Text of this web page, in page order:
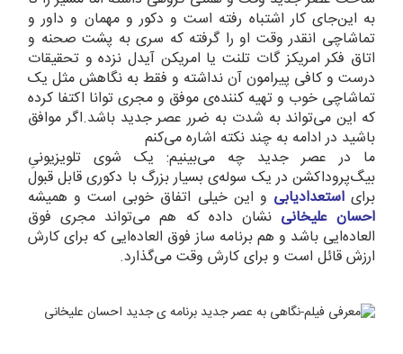
به این‌جای کار اشتباه رفته است و دکور و مهمان و داور و
تماشاچی انقدر وقت او را گرفته که سری به پشت صحنه و
اتاق فکر امریکز گات تلنت یا امریکن آیدل نزده و تحقیقات
درست و کافی پیرامون آن نداشته و فقط به نگاهش مثل یک
تماشاچی خوب و تهیه کننده‌ی موفق و مجری توانا اکتفا کرده
که این می‌تواند به شدت به ضرر عصر جدید باشد.اگر موافق
باشید در ادامه به چند نکته اشاره می‌کنم
ما در عصر جدید چه می‌بینیم: یک شوی تلویزیونیِ
بیگ‌پروداکشن در یک سوله‌ی بسیار بزرگ با دکوری قابل قبول
برایاستعدادیابی و این خیلی اتفاق خوبی است و همیشه
احسان علیخانی نشان داده که هم می‌تواند مجری فوق
العاده‌ایی باشد و هم برنامه ساز فوق العاده‌ایی که برای کارش
ارزش قائل است و برای کارش وقت می‌گذارد.